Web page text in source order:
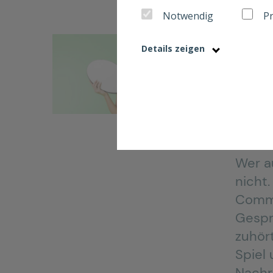
Notwendig
Details zeigen
Wer
nicht.
Spiel